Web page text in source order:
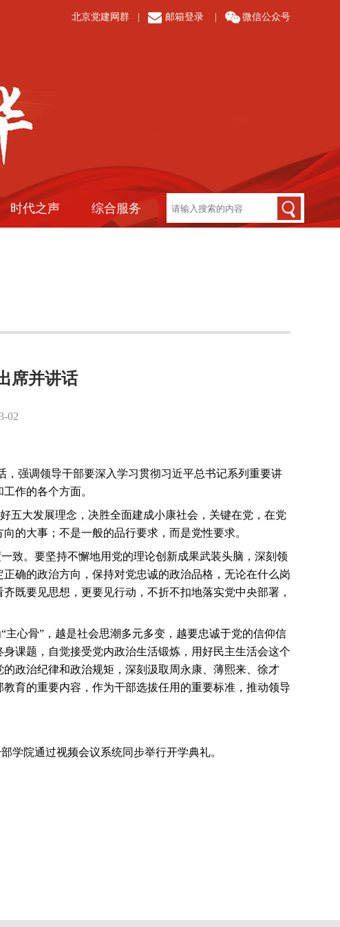
北京党建网群 邮箱登录 微信公众号
时代之声 综合服务
席并讲话
02
强调领导干部要深入学习贯彻习近平总书记系列重要讲
作的各个方面。
五大发展理念，决胜全面建成小康社会，关键在党，在党
的大事；不是一般的品行要求，而是党性要求。
致。要坚持不懈地用党的理论创新成果武装头脑，深刻领
确的政治方向，保持对党忠诚的政治品格，无论在什么岗
既要见思想，更要见行动，不折不扣地落实党中央部署，
心骨”，越是社会思潮多元多变，越要忠诚于党的信仰信
课题，自觉接受党内政治生活锻炼，用好民主生活会这个
政治纪律和政治规矩，深刻汲取周永康、薄熙来、徐才
育的重要内容，作为干部选拔任用的重要标准，推动领导
学院通过视频会议系统同步举行开学典礼。